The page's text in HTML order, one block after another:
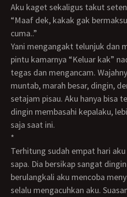
Aku kaget sekaligus takut
“Maaf dek, kakak gak bermaksud gitu.. Kakak
cuma..”
Yani mengangakt telunjuk dan mengarahkannya ke
pintu kamarnya “Keluar kak”
tegas dan mengancam.
muntab, marah besar, dingin,
setajam pisau. Aku hanya bisa
dingin membasahi kepalaku,
saja saat ini.
*
Terhitung sudah empat hari aku dan Yani tak bertegur
sapa. Dia bersikap sangat
berulangkali aku mencoba
selalu mengacuhkan aku.